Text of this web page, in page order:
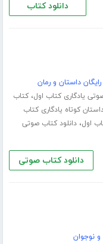
دانلود کتاب
داستان و رمان
یادگاری کتاب اول،کتاب
کوتاه یادگاری کتاب
اول،دانلود کتاب صوتی
دانلود کتاب صوتی
نوجوان